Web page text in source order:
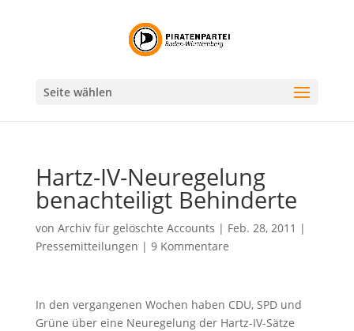
Seite wählen
Hartz-IV-Neuregelung
benachteiligt Behinderte
von Archiv für gelöschte Accounts | Feb. 28, 2011 |
Pressemitteilungen | 9 Kommentare
In den vergangenen Wochen haben CDU, SPD und
Grüne über eine Neuregelung der Hartz-IV-Sätze